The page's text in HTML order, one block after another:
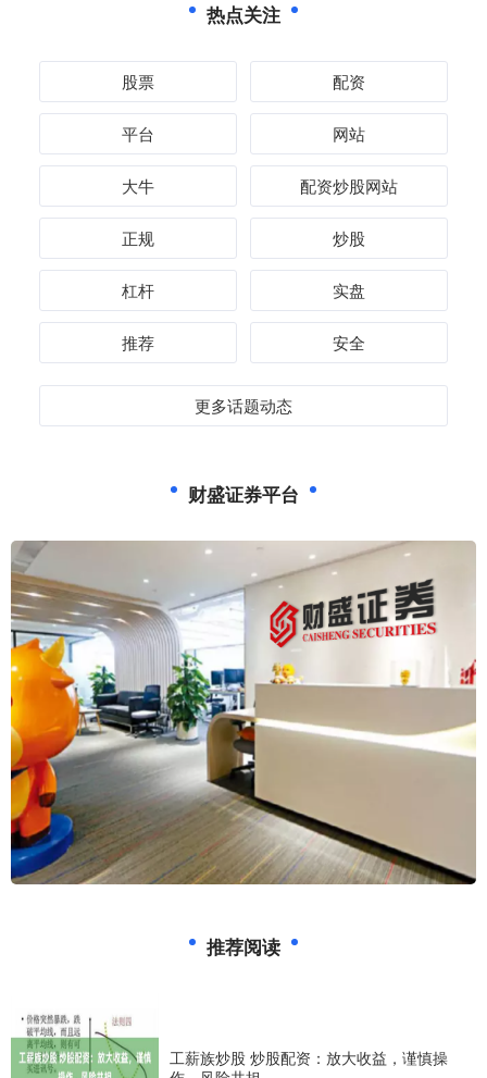
热点关注
股票 配资
平台 网站
大牛 配资炒股网站
正规 炒股
杠杆 实盘
推荐 安全
更多话题动态
财盛证券平台
推荐阅读
工薪族炒股 炒股配资：放大收益，谨慎操